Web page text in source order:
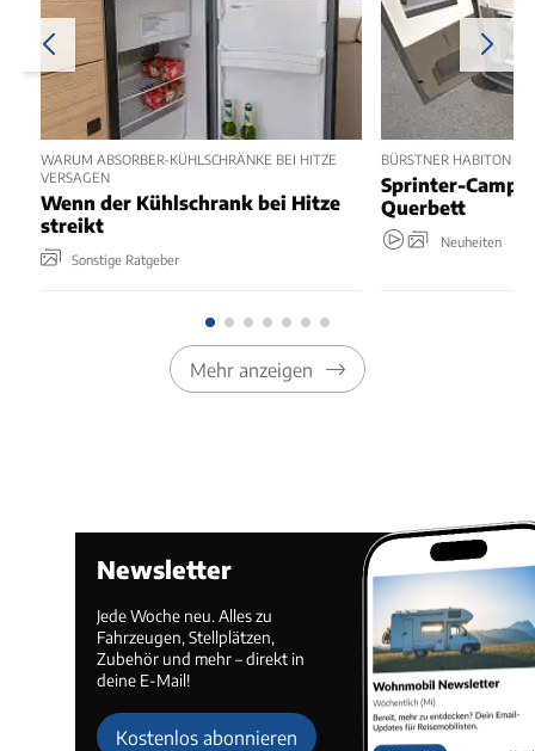
WARUM ABSORBER-KÜHLSCHRÄNKE BEI HITZE
VERSAGEN
Wenn der Kühlschrank bei Hitze
streikt
Sonstige Ratgeber
BÜRSTNER HABITON 6.1
Sprinter-
Querbett
Neuheiten
Mehr anzeigen
Newsletter
Jede Woche neu. Alles zu
Fahrzeugen, Stellplätzen,
Zubehör und mehr – direkt in
deine E-Mail!
Kostenlos abonnieren